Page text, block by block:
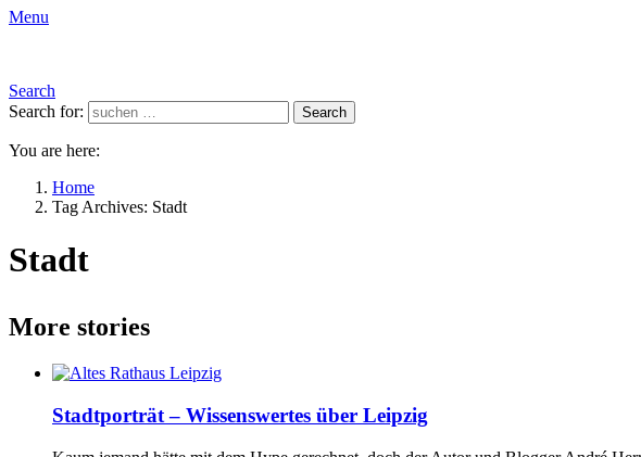
Menu
Search
Search for:
Search
You are here:
Home
Tag Archives: Stadt
Stadt
More stories
Stadtporträt – Wissenswertes über Leipzig